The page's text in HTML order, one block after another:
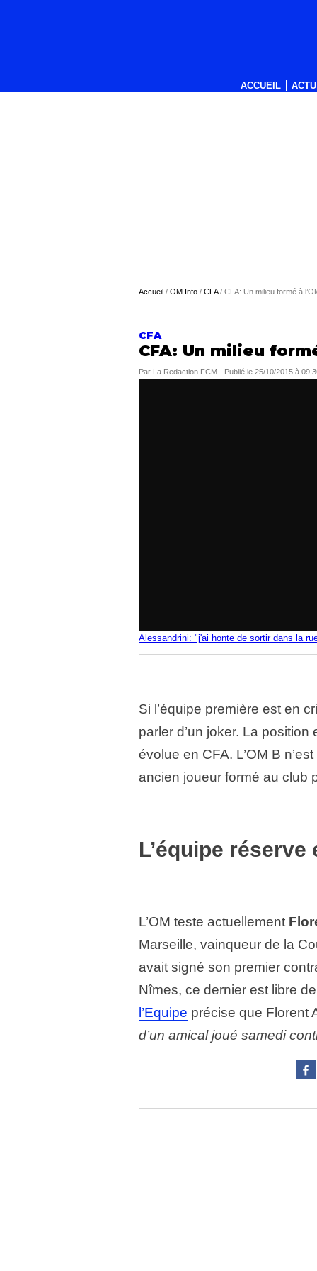
ACCUEIL
Accueil / OM Info / CFA/ CFA: Un milieu formé à
CFA
CFA: Un milieu
Par La Redaction FCM - Publié le 25/10/2015 à
Alessandrini: "j'ai honte de sortir dans la
Si l’équipe première est en
parler d’un joker. La position
évolue en CFA. L’OM B
ancien joueur formé au club
L’équipe
L’OM teste actuellement
Marseille, vainqueur de la
avait signé son premier
Nîmes, ce dernier est libre
l’Equipe précise que Florent
d’un amical joué samedi